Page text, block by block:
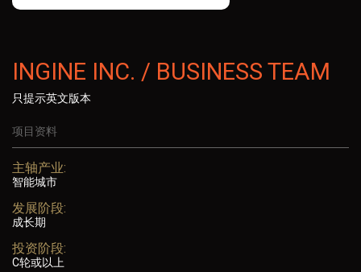
INGINE INC. / BUSINESS TEAM
只提示英文版本
项目资料
主轴产业:
智能城市
发展阶段:
成长期
投资阶段:
C轮或以上